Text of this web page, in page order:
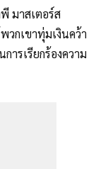
มาสเตอร์ส
วกเขาทุ่มเงินคว้า
ารเรียกร้องความ